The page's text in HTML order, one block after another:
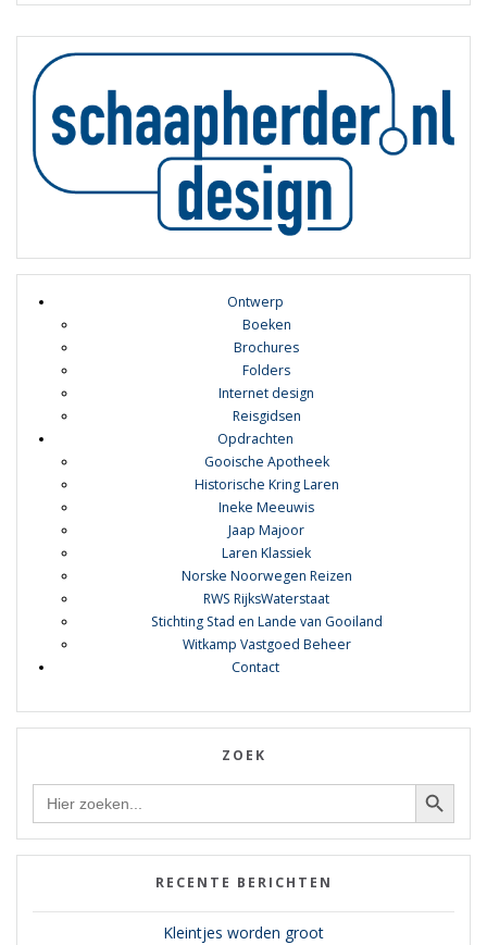
Ontwerp
Boeken
Brochures
Folders
Internet design
Reisgidsen
Opdrachten
Gooische Apotheek
Historische Kring Laren
Ineke Meeuwis
Jaap Majoor
Laren Klassiek
Norske Noorwegen Reizen
RWS RijksWaterstaat
Stichting Stad en Lande van Gooiland
Witkamp Vastgoed Beheer
Contact
ZOEK
Zoek Zoekknop
RECENTE BERICHTEN
Kleintjes worden groot